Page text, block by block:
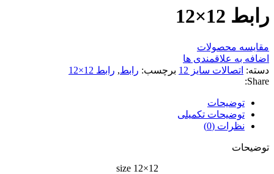
رابط 12×12
مقایسه محصولات
اضافه به علاقمندی ها
دسته: اتصالات سایز 12 برچسب: رابط, رابط 12×12
Share:
توضیحات
توضیحات تکمیلی
نظرات (0)
توضیحات
size 12×12